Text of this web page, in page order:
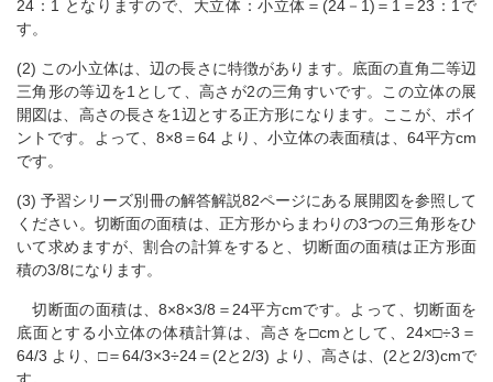
24：1 となりますので、大立体：小立体＝(24－1)＝1＝23：1で
す。
(2) この小立体は、辺の長さに特徴があります。底面の直角二等辺
三角形の等辺を1として、高さが2の三角すいです。この立体の展
開図は、高さの長さを1辺とする正方形になります。ここが、ポイ
ントです。よって、8×8＝64 より、小立体の表面積は、64平方cm
です。
(3) 予習シリーズ別冊の解答解説82ページにある展開図を参照して
ください。切断面の面積は、正方形からまわりの3つの三角形をひ
いて求めますが、割合の計算をすると、切断面の面積は正方形面
積の3/8になります。
切断面の面積は、8×8×3/8＝24平方cmです。よって、切断面を
底面とする小立体の体積計算は、高さを□cmとして、24×□÷3＝
64/3 より、□＝64/3×3÷24＝(2と2/3) より、高さは、(2と2/3)cmで
す。